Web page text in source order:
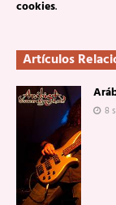
cookies.
Artículos
8